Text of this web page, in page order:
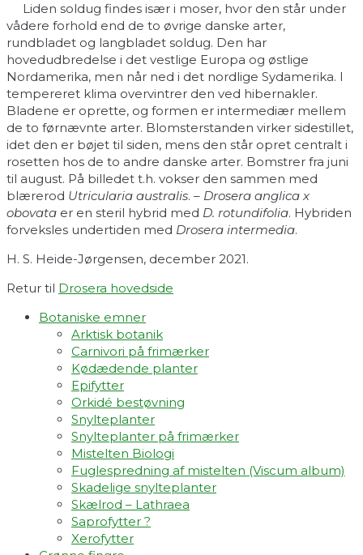
Liden soldug findes især i moser, hvor den står under
vådere forhold end de to øvrige danske arter,
rundbladet og langbladet soldug. Den har
hovedudbredelse i det vestlige Europa og østlige
Nordamerika, men når ned i det nordlige Sydamerika. I
tempereret klima overvintrer den ved hibernakler.
Bladene er oprette, og formen er intermediær mellem
de to førnævnte arter. Blomsterstanden virker sidestillet,
idet den er bøjet til siden, mens den står opret centralt i
rosetten hos de to andre danske arter. Bomstrer fra juni
til august. På billedet t.h. vokser den sammen med
blærerod Utricularia australis. – Drosera anglica x
obovata er en steril hybrid med D. rotundifolia. Hybriden
forveksles undertiden med Drosera intermedia.
H. S. Heide-Jørgensen, december 2021.
Retur til Drosera hovedside
Botaniske emner
Arktisk botanik
Carnivori på frimærker
Kødædende planter
Epifytter
Orkidé bestøvning
Snylteplanter
Snylteplanter på frimærker
Mistelten Biologi
Fuglespredning af mistelten (Viscum album)​
Skadelige snylteplanter
Skælrod – Lathraea
Saprofytter ?
Xerofytter